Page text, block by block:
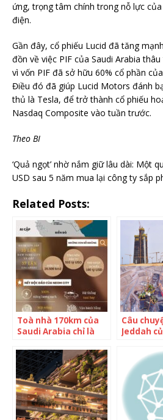
ứng, trọng tâm chính trong nỗ lực
điện.
Gần đây, cổ phiếu Lucid đã tăng
đồn về việc PIF của Saudi Arabia
vì vốn PIF đã sở hữu 60% cổ phần
Điều đó đã giúp Lucid Motors đánh
thủ là Tesla, để trở thành cổ phiếu
Nasdaq Composite vào tuần trước.
Theo BI
‘Quả ngọt’ nhờ nắm giữ lâu dài: Một
USD sau 5 năm mua lại công ty sắp
Related Posts:
Toà nhà 170km của
Saudi Arabia chỉ là
phố NEOM 500 tỷ USD,
lớn gấp 33 lần New
York mới là tham
vọng lớn
Câu
Jeddah
soán
cao